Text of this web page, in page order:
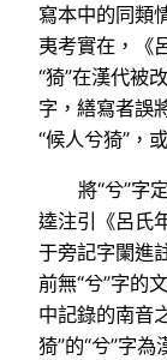
寫本中的同類
夷考實在，《
“猗”在漢代被
字，繕寫者誤
“候人兮猗”，
將“兮”字
逵注引《呂氏
于旁記字闌進
前無“兮”字的
中記錄的南音
猗”的“兮”字